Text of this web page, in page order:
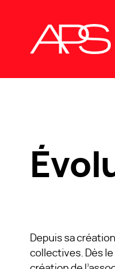
Depuis sa
collectives. Dès